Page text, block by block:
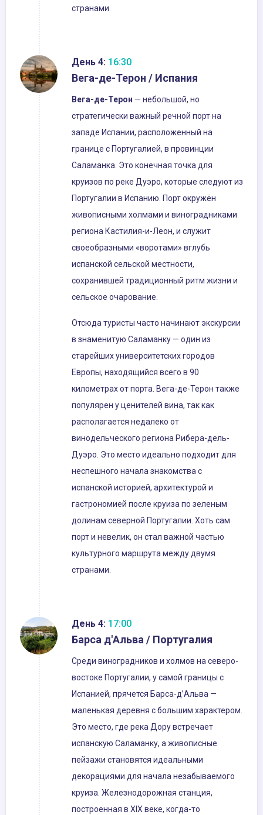
странами.
День 4: 16:30
Вега-де-Терон / Испания
Вега-де-Терон — небольшой, но
стратегически важный речной порт на
западе Испании, расположенный на
границе с Португалией, в провинции
Саламанка. Это конечная точка для
круизов по реке Дуэро, которые следуют из
Португалии в Испанию. Порт окружён
живописными холмами и виноградниками
региона Кастилия-и-Леон, и служит
своеобразными «воротами» вглубь
испанской сельской местности,
сохранившей традиционный ритм жизни и
сельское очарование.
Отсюда туристы часто начинают экскурсии
в знаменитую Саламанку — один из
старейших университетских городов
Европы, находящийся всего в 90
километрах от порта. Вега-де-Терон также
популярен у ценителей вина, так как
располагается недалеко от
винодельческого региона Рибера-дель-
Дуэро. Это место идеально подходит для
неспешного начала знакомства с
испанской историей, архитектурой и
гастрономией после круиза по зеленым
долинам северной Португалии. Хоть сам
порт и невелик, он стал важной частью
культурного маршрута между двумя
странами.
День 4: 17:00
Барса д'Альва / Португалия
Среди виноградников и холмов на северо-
востоке Португалии, у самой границы с
Испанией, прячется Барса-д’Альва —
маленькая деревня с большим характером.
Это место, где река Дору встречает
испанскую Саламанку, а живописные
пейзажи становятся идеальными
декорациями для начала незабываемого
круиза. Железнодорожная станция,
построенная в XIX веке, когда-то